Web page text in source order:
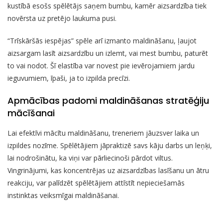
kustībā esošs spēlētājs saņem bumbu, kamēr aizsardzība tiek
novērsta uz pretējo laukuma pusi.
“Trīskāršās iespējas” spēle arī izmanto maldināšanu, ļaujot
aizsargam lasīt aizsardzību un izlemt, vai mest bumbu, paturēt
to vai nodot. Šī elastība var novest pie ievērojamiem jardu
ieguvumiem, īpaši, ja to izpilda precīzi.
Apmācības padomi maldināšanas stratēģiju
mācīšanai
Lai efektīvi mācītu maldināšanu, treneriem jāuzsver laika un
izpildes nozīme. Spēlētājiem jāpraktizē savs kāju darbs un leņķi,
lai nodrošinātu, ka viņi var pārliecinoši pārdot viltus.
Vingrinājumi, kas koncentrējas uz aizsardzības lasīšanu un ātru
reakciju, var palīdzēt spēlētājiem attīstīt nepieciešamās
instinktas veiksmīgai maldināšanai.